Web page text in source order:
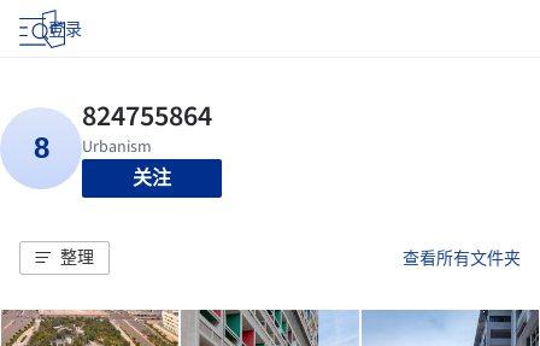
登录
关注
整理 查看所有文件夹